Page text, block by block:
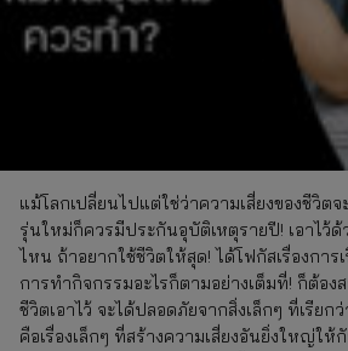
แม้โลกเปลี่ยนไปแต่ใช่ว่าความเสี่ยงของชีวิต
รุ่นใหม่ก็ควรมีประกันอุบัติเหตุรายปี! เอาไว้ด้
ไหน ถ้าอยากใช้ชีวิตให้สุด! ได้โฟกัสเรื่องการ
การทำกิจกรรมอะไรก็ตามอย่างเต็มที่! ก็ต้อง
ชีวิตเอาไว้ จะได้ปลอดภัยจากสิ่งเล็กๆ ที่เรียก
คือเรื่องเล็กๆ ที่สร้างความเสี่ยงอันยิ่งใหญ่ใ